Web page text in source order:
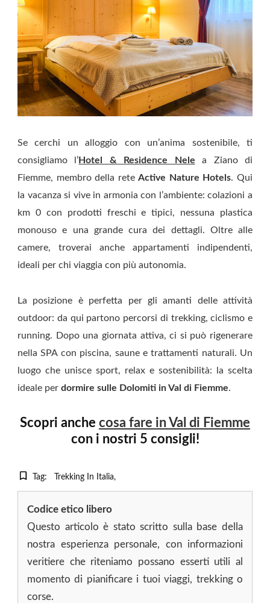
Se cerchi un alloggio con un’anima sostenibile, ti
consigliamo l’Hotel & Residence Nele a Ziano di
Fiemme, membro della reteActive Nature Hotels. Qui
la vacanza si vive in armonia con l’ambiente: colazioni a
km 0 con prodotti freschi e tipici, nessuna plastica
monouso e una grande cura dei dettagli. Oltre alle
camere, troverai anche appartamenti indipendenti,
ideali per chi viaggia con più autonomia.
La posizione è perfetta per gli amanti delle attività
outdoor: da qui partono percorsi di trekking, ciclismo e
running. Dopo una giornata attiva, ci si può rigenerare
nella SPA con piscina, saune e trattamenti naturali. Un
luogo che unisce sport, relax e sostenibilità: la scelta
ideale per dormire sulle Dolomiti in Val di Fiemme.
Scopri anche cosa fare in Val di Fiemme
con i nostri 5 consigli!
Tag: Trekking In Italia
Codice etico libero
Questo articolo è stato scritto sulla base della
nostra esperienza personale, con informazioni
veritiere che riteniamo possano esserti utili al
momento di pianificare i tuoi viaggi, trekking o
corse.